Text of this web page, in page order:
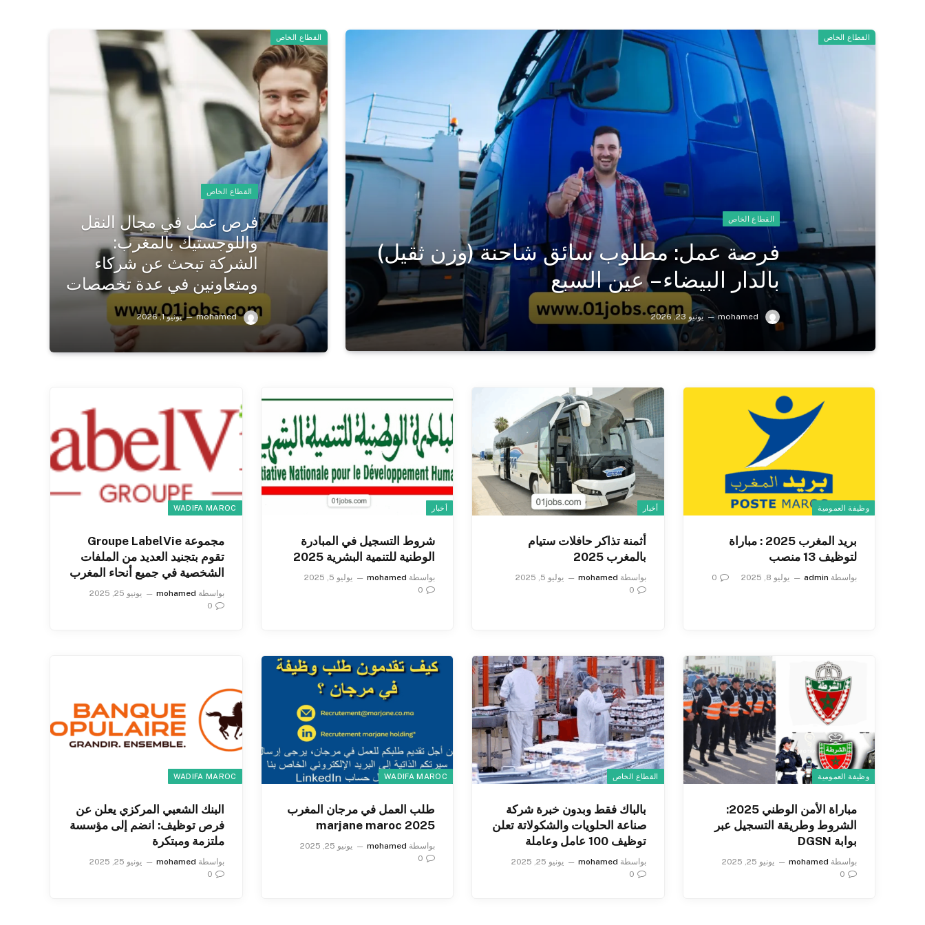
القطاع الخاص
القطاع الخاص
فرصة عمل: مطلوب سائق شاحنة (وزن ثقيل)
بالدار البيضاء – عين السبع
mohamed يونيو 23, 2026
القطاع الخاص
القطاع الخاص
فرص عمل في مجال النقل
واللوجستيك بالمغرب:
الشركة تبحث عن شركاء
ومتعاونين في عدة تخصصات
mohamed يونيو 1, 2026
وظيفة العمومية
بريد المغرب 2025 : مباراة
لتوظيف 13 منصب
بواسطة admin يوليو 8, 2025 0
أخبار
أثمنة تذاكر حافلات ستيام
بالمغرب 2025
بواسطة mohamed
يوليو 5, 2025
0
أخبار
شروط التسجيل في المبادرة
الوطنية للتنمية البشرية 2025
بواسطة mohamed
يوليو 5, 2025
0
WADIFA MAROC
مجموعة Groupe LabelVie
تقوم بتجنيد العديد من الملفات
الشخصية في جميع أنحاء المغرب
بواسطة mohamed
يونيو 25, 2025
0
وظيفة العمومية
مباراة الأمن الوطني 2025:
الشروط وطريقة التسجيل عبر
بوابة DGSN
بواسطة mohamed
يونيو 25, 2025
0
القطاع الخاص
بالباك فقط وبدون خبرة شركة
صناعة الحلويات والشكولاتة تعلن
توظيف 100 عامل وعاملة
بواسطة mohamed
يونيو 25, 2025
0
WADIFA MAROC
طلب العمل في مرجان المغرب
2025 marjane maroc
بواسطة mohamed
يونيو 25, 2025
0
WADIFA MAROC
البنك الشعبي المركزي يعلن عن
فرص توظيف: انضم إلى مؤسسة
ملتزمة ومبتكرة
بواسطة mohamed
يونيو 25, 2025
0